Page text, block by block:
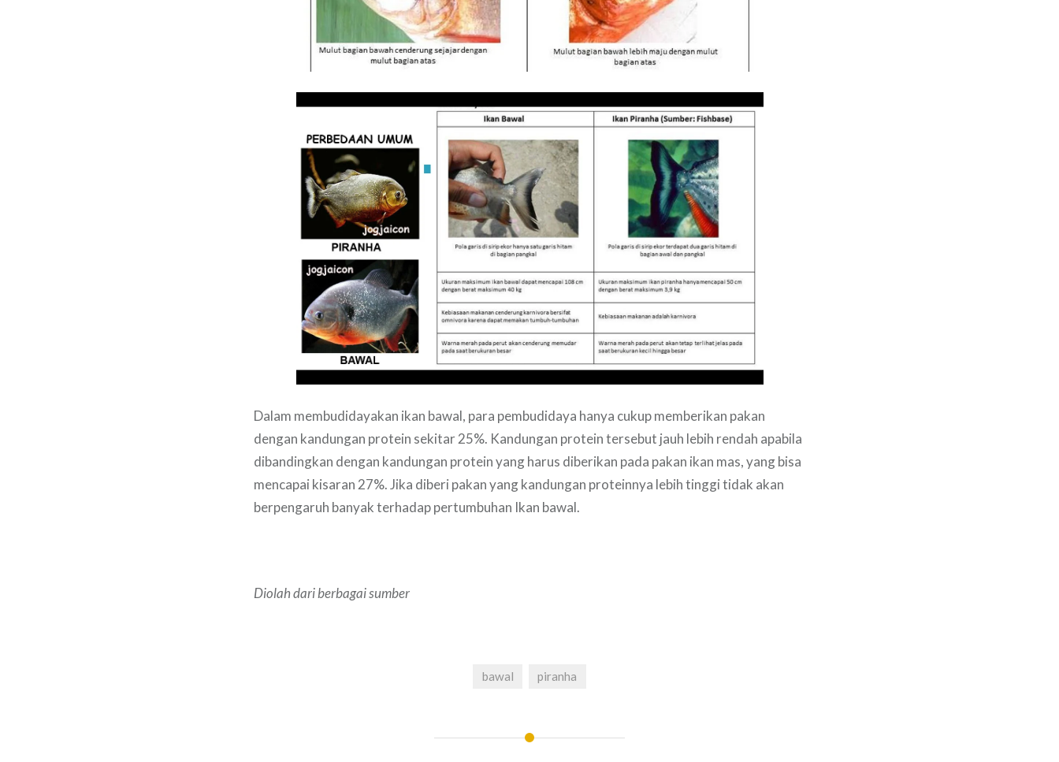
Dalam membudidayakan ikan bawal, para pembudidaya hanya cukup memberikan pakan
dengan kandungan protein sekitar 25%. Kandungan protein tersebut jauh lebih rendah apabila
dibandingkan dengan kandungan protein yang harus diberikan pada pakan ikan mas, yang bisa
mencapai kisaran 27%. Jika diberi pakan yang kandungan proteinnya lebih tinggi tidak akan
berpengaruh banyak terhadap pertumbuhan Ikan bawal.
Diolah dari berbagai sumber
bawal piranha